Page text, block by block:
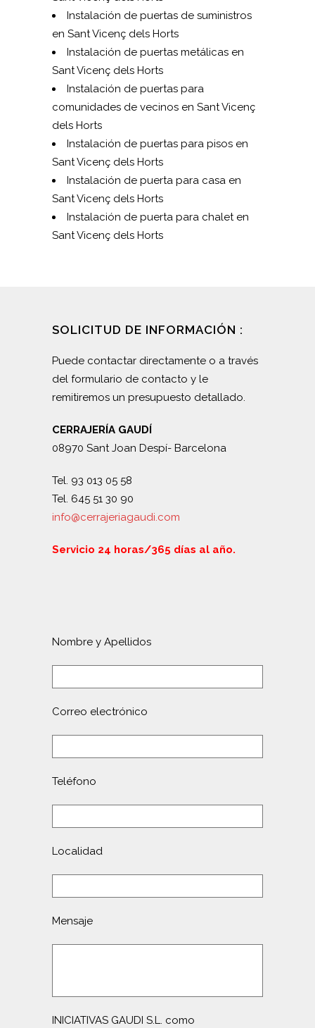
Instalación de puertas de suministros
en Sant Vicenç dels Horts
Instalación de puertas metálicas en
Sant Vicenç dels Horts
Instalación de puertas para
comunidades de vecinos en Sant Vicenç
dels Horts
Instalación de puertas para pisos en
Sant Vicenç dels Horts
Instalación de puerta para casa en
Sant Vicenç dels Horts
Instalación de puerta para chalet en
Sant Vicenç dels Horts
SOLICITUD DE INFORMACIÓN :
Puede contactar directamente o a través
del formulario de contacto y le
remitiremos un presupuesto detallado.
CERRAJERÍA GAUDÍ
08970 Sant Joan Despí- Barcelona
Tel. 93 013 05 58
Tel. 645 51 30 90
info@cerrajeriagaudi.com
Servicio 24 horas/365 días al año.
Nombre y Apellidos
Correo electrónico
Teléfono
Localidad
Mensaje
INICIATIVAS GAUDI S.L. como